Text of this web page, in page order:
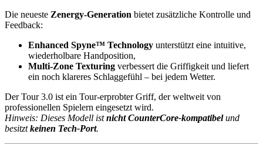
Die neueste Zenergy‑Generation bietet zusätzliche Kontrolle und
Feedback:
Enhanced Spyne™ Technology unterstützt eine intuitive,
wiederholbare Handposition,
Multi‑Zone Texturing verbessert die Griffigkeit und liefert
ein noch klareres Schlaggefühl – bei jedem Wetter.
Der Tour 3.0 ist ein Tour‑erprobter Griff, der weltweit von
professionellen Spielern eingesetzt wird.
Hinweis: Dieses Modell istnicht CounterCore‑kompatibelund
besitztkeinen Tech‑Port.